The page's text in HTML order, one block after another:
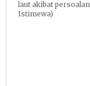
laut akibat
Istimewa)